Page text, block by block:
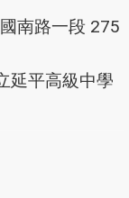
南路一段 275
延平高級中學